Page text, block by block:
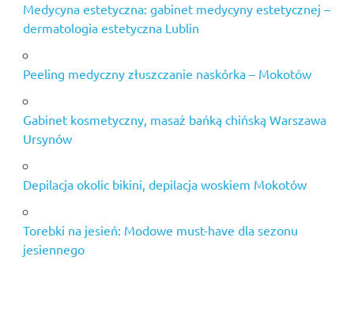
Medycyna estetyczna: gabinet medycyny estetycznej –
dermatologia estetyczna Lublin
Peeling medyczny złuszczanie naskórka – Mokotów
Gabinet kosmetyczny, masaż bańką chińską Warszawa
Ursynów
Depilacja okolic bikini, depilacja woskiem Mokotów
Torebki na jesień: Modowe must-have dla sezonu
jesiennego